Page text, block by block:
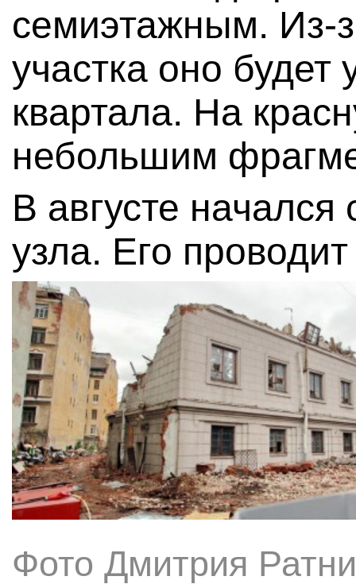
семиэтажным. Из-
участка оно будет
квартала. На
небольшим
В августе
узла. Его
Фото Дмитрия